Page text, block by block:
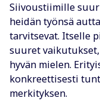
Siivoustiimille
heidän työnsä
tarvitsevat. Itselle
suuret
hyvän mielen.
konkreettisesti
merkityksen.